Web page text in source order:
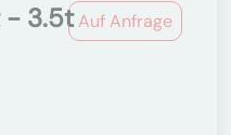
Auf Anfrage
- 3.5t